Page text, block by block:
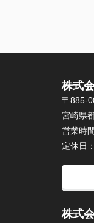
株式
〒885-
宮崎県
営業時
定休日：
株式